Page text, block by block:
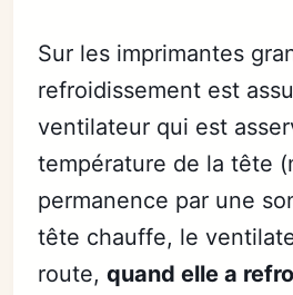
Sur les imprimantes
refroidissement est
ventilateur qui est
température de la tête
permanence par une
tête chauffe, le
route,quand elle a